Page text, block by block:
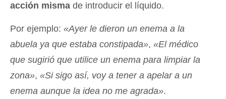
acción misma de introducir el líquido.
Por ejemplo: «Ayer le dieron un enema a la
abuela ya que estaba constipada», «El médico
que sugirió que utilice un enema para limpiar la
zona», «Si sigo así, voy a tener a apelar a un
enema aunque la idea no me agrada».